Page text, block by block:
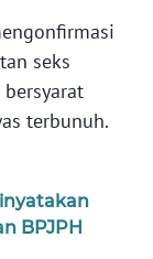
seks
terbunuh.
BPJPH